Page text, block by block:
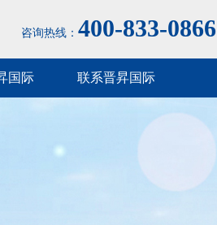
咨询热线： 400-833-0866
国际 联系晋昇国际